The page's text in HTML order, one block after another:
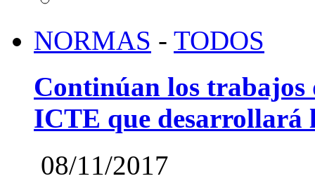
NORMAS - TODOS
Continúan los
ICTE que desarrollará
08/11/2017